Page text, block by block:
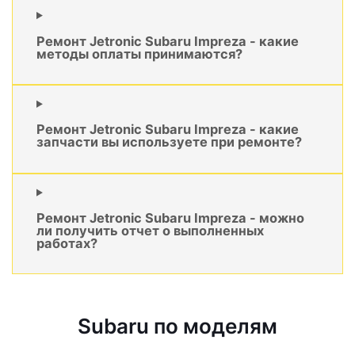
Ремонт Jetronic Subaru Impreza - какие
методы оплаты принимаются?
Ремонт Jetronic Subaru Impreza - какие
запчасти вы используете при ремонте?
Ремонт Jetronic Subaru Impreza - можно
ли получить отчет о выполненных
работах?
Subaru по моделям